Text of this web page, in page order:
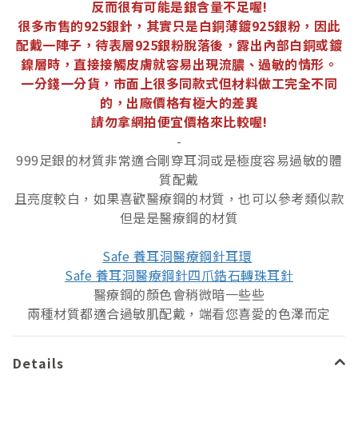
反而很有可能是銀含量不足喔!
很多市售的925銀針，其實只是白銅薄鍍925銀粉，因此
配戴一陣子，待表層925銀粉脫落後，露出內部白銅或鍍
鎳層時，直接接觸皮膚就容易出現流膿、過敏的情形。
一分錢一分貨，市面上很多同款式但材料做工完全不同
的，出廠價格有極大的差異
請勿拿網拍便宜價格來比較喔!
-
999足銀的材質非常適合剛穿耳洞或是極度容易過敏的體
質配戴
且亮度較白，如果喜歡醫療鋼的材質，也可以參考類似款
但是是醫療鋼的材質
Safe 養耳洞醫療鋼針耳環
Safe 養耳洞醫療鋼針四爪鋯石轉珠耳針
醫療鋼的顏色會稍微暗一些些
兩種材質都適合過敏肌配戴，端看您喜愛的色澤而定
Details